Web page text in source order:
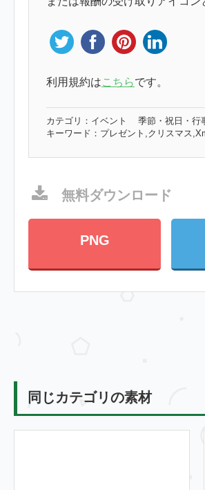
利用規約はこちらです。
カテゴリ： イベント 季節・祝日・行
キーワード： プレゼント,クリスマス
無料ダウンロード
PNG
同じカテゴリの素材